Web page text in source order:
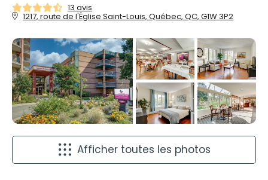
13 avis
1217, route de l'Église Saint-Louis, Québec, QC, G1W 3P2
Afficher toutes les photos